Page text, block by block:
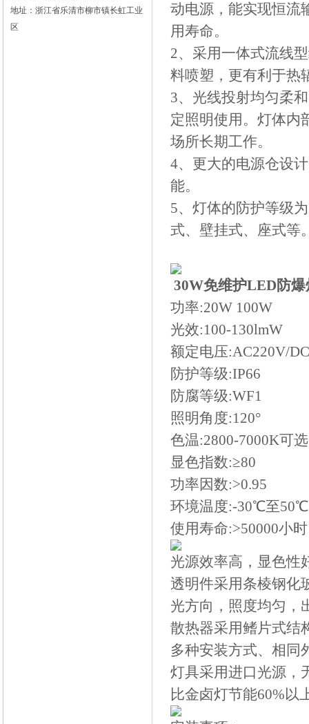
地址：浙江省乐清市柳市镇长虹工业
区
动电源，能实现恒流
用寿命。
2、采用一体式流线
料喷塑，更有利于热
3、光线投射均匀柔
定照明使用。灯体内
场所长期工作。
4、更大的电源仓设
能。
5、灯体的防护等级
式、壁挂式、座式等
30W免维护LED防爆
功率:20W 100W
光效:100-130lmW
额定电压:AC220V/
防护等级:IP66
防腐等级:WF1
照明角度:120°
色温:2800-7000K可选
显色指数:≥80
功率因数:>0.95
环境温度:-30℃至50℃
使用寿命:>50000小时
光源效率高，显色性
透明件采用条棱钢化
光方向，照度均匀，
散热器采用鳍片式结
多种安装方式、相同
灯具采用进口光源，
比金卤灯节能60%以